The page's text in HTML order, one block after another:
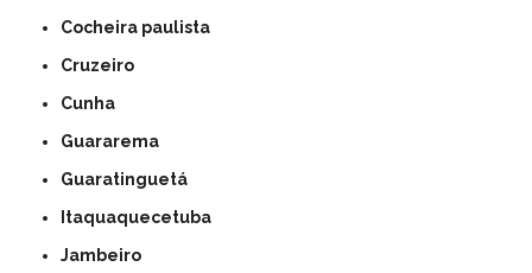
Cocheira paulista
Cruzeiro
Cunha
Guararema
Guaratinguetá
Itaquaquecetuba
Jambeiro